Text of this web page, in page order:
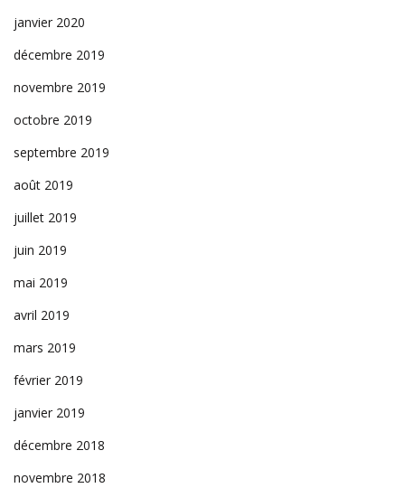
janvier 2020
décembre 2019
novembre 2019
octobre 2019
septembre 2019
août 2019
juillet 2019
juin 2019
mai 2019
avril 2019
mars 2019
février 2019
janvier 2019
décembre 2018
novembre 2018